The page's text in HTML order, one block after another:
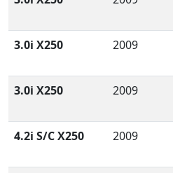
3.0i X250 2009
3.0i X250 2009
4.2i S/C X250 2009